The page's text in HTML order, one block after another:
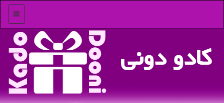
منو
كادو دونی